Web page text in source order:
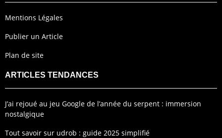
Mentions Légales
Publier un Article
Plan de site
ARTICLES TENDANCES
J’ai rejoué au jeu Google de l’année du serpent : immersion
nostalgique
Tout savoir sur udrob : guide 2025 simplifié